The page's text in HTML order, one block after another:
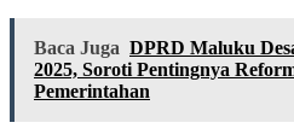
Baca Juga DPRD Maluku
2025, Soroti Pentingnya
Pemerintahan